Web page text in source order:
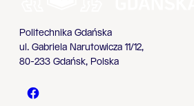
Politechnika Gdańska
ul. Gabriela Narutowicza 11/12,
80-233 Gdańsk, Polska
Politechnika Gdańska - Facebook